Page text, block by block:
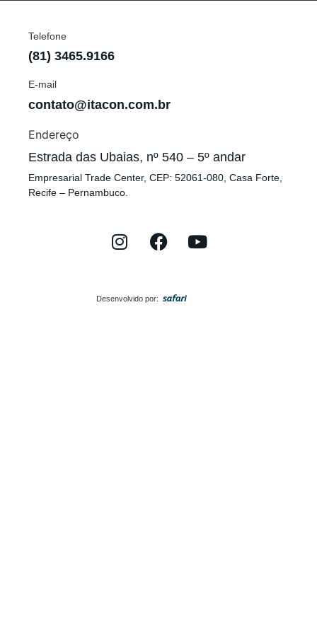
Telefone
(81) 3465.9166
E-mail
contato@itacon.com.br
Endereço
Estrada das Ubaias, nº 540 – 5º andar
Empresarial Trade Center, CEP: 52061-080, Casa Forte,
Recife – Pernambuco.
Desenvolvido por: